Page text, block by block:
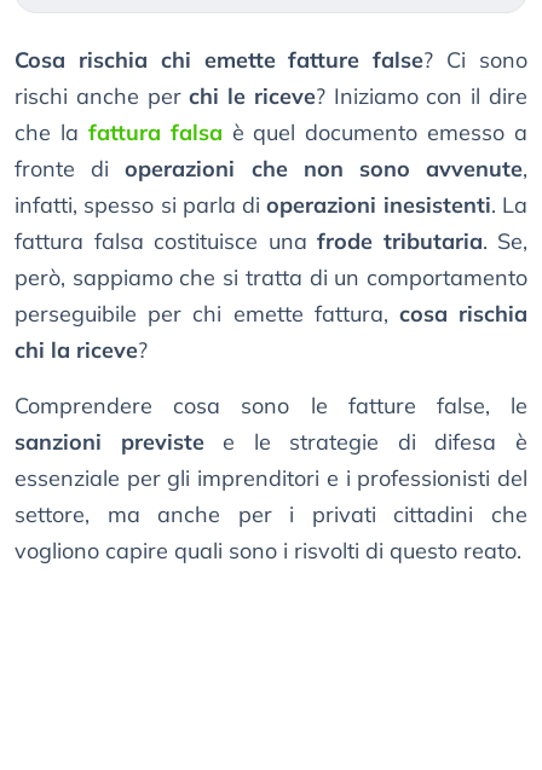
Cosa rischia chi emette fatture false? Ci sono
rischi anche perchi le riceve? Iniziamo con il dire
che la fattura falsa è quel documento emesso a
fronte dioperazioni che non sono avvenute,
infatti, spesso si parla dioperazioni inesistenti. La
fattura falsa costituisce una frode tributaria. Se,
però, sappiamo che si tratta di un comportamento
perseguibile per chi emette fattura, cosa rischia
chi la riceve?
Comprendere cosa sono le fatture false, le
sanzioni previstee le strategie di difesa è
essenziale per gli imprenditori e i professionisti del
settore, ma anche per i privati cittadini che
vogliono capire quali sono i risvolti di questo reato.